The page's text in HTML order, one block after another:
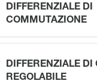
DIFFERENZIALE DI
COMMUTAZIONE
DIFFERENZIALE
REGOLABILE